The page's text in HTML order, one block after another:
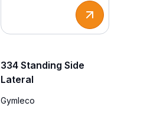
334 Standing Side
Lateral
Gymleco